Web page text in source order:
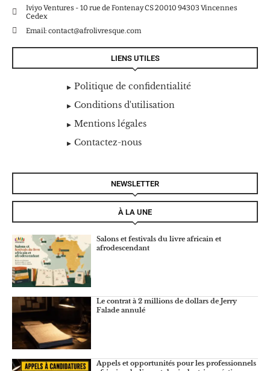
Iviyo Ventures - 10 rue de Fontenay CS 20010 94303 Vincennes
Cedex
Email: contact@afrolivresque.com
LIENS UTILES
Politique de confidentialité
Conditions d'utilisation
Mentions légales
Contactez-nous
NEWSLETTER
À LA UNE
Salons et festivals du livre africain et
afrodescendant
Le contrat à 2 millions de dollars de Jerry
Falade annulé
Appels et opportunités pour les professionnels